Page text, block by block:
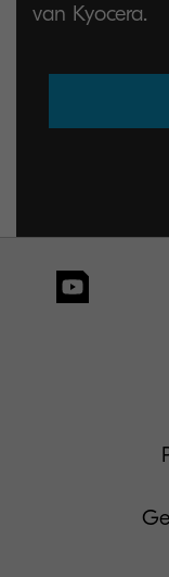
van Kyocera.